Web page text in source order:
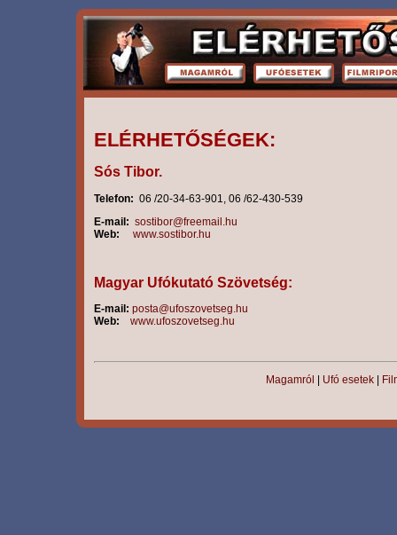
ELÉRHETŐSÉGEK:
Sós Tibor.
Telefon: 06 /20-34-63-901, 06 /62-430-539
E-mail: sostibor@freemail.hu
Web:
www.sostibor.hu
Magyar Ufókutató Szövetség:
E-mail: posta@ufoszovetseg.hu
Web:
www.ufoszovetseg.hu
Magamról Ufó esetek|